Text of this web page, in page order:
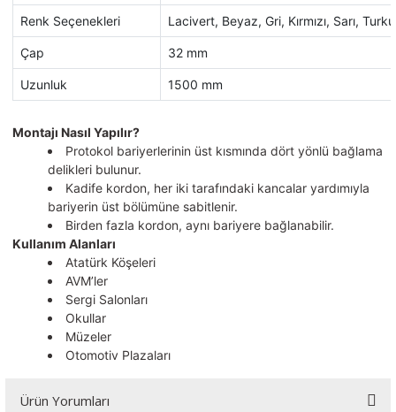
Renk Seçenekleri Lacivert, Beyaz, Gri, Kırmızı, Sarı,
Çap 32 mm
Uzunluk 1500 mm
Montajı Nasıl Yapılır?
Protokol bariyerlerinin üst kısmında dört yönlü bağlama
delikleri bulunur.
Kadife kordon, her iki tarafındaki kancalar yardımıyla
bariyerin üst bölümüne sabitlenir.
Birden fazla kordon, aynı bariyere bağlanabilir.
Kullanım Alanları
Atatürk Köşeleri
AVM’ler
Sergi Salonları
Okullar
Müzeler
Otomotiv Plazaları
Ürün Yorumları